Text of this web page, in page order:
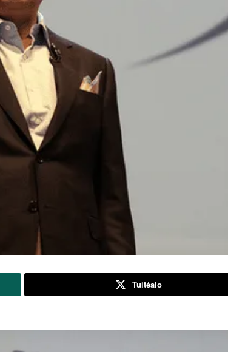
Tuitéalo